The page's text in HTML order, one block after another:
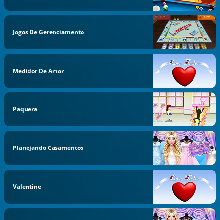
Jogos De Gerenciamento
Medidor De Amor
Paquera
Planejando Casamentos
Valentine